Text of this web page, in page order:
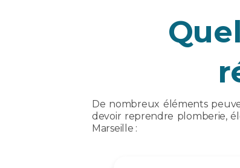
De nombreux éléments
devoir reprendre plomberie,
Marseille :